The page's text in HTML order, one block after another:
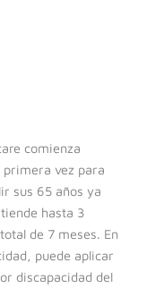
comienza
primera vez para
sus 65 años ya
hasta 3
de 7 meses. En
puede aplicar
discapacidad del